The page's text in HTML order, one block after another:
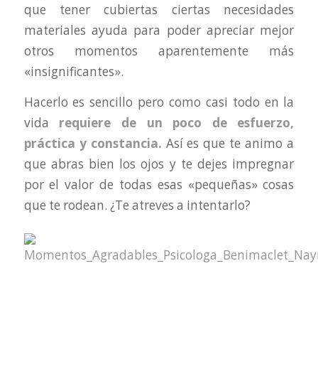
que tener cubiertas ciertas necesidades
materiales ayuda para poder apreciar mejor
otros momentos aparentemente más
«insignificantes».
Hacerlo es sencillo pero como casi todo en la
vida requiere de un poco de esfuerzo,
práctica y constancia. Así es que te animo a
que abras bien los ojos y te dejes impregnar
por el valor de todas esas «pequeñas» cosas
que te rodean. ¿Te atreves a intentarlo?